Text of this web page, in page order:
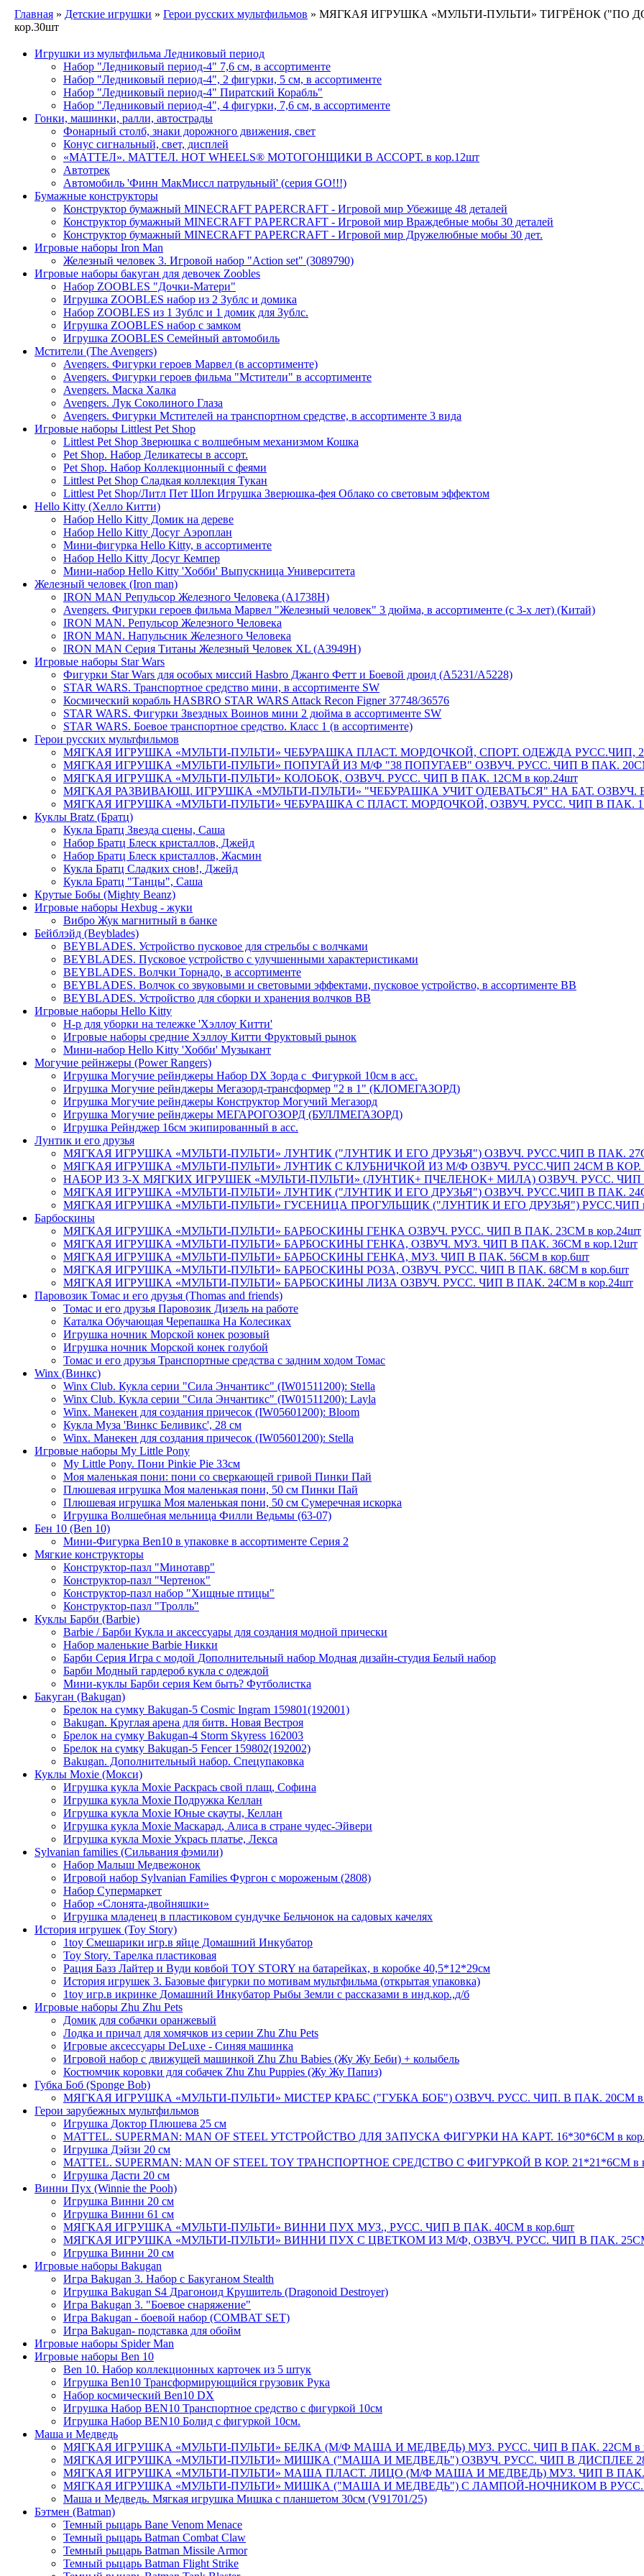
Главная » Детские игрушки » Герои русских мультфильмов » МЯГКАЯ ИГРУШКА «МУЛЬТИ-ПУЛЬТИ» ТИГРЁНОК ("ПО
кор.30шт
Игрушки из мультфильма Ледниковый период
Набор "Ледниковый период-4" 7,6 см, в ассортименте
Набор "Ледниковый период-4", 2 фигурки, 5 см, в ассортименте
Набор "Ледниковый период-4" Пиратский Корабль"
Набор "Ледниковый период-4", 4 фигурки, 7,6 см, в ассортименте
Гонки, машинки, ралли, автострады
Фонарный столб, знаки дорожного движения, свет
Конус сигнальный, свет, дисплей
«МАТТЕЛ». МАТТЕЛ. HOT WHEELS® МОТОГОНЩИКИ В АССОРТ. в кор.12шт
Автотрек
Автомобиль 'Финн МакМиссл патрульный' (серия GO!!!)
Бумажные конструкторы
Конструктор бумажный MINECRAFT PAPERCRAFT - Игровой мир Убежище 48 деталей
Конструктор бумажный MINECRAFT PAPERCRAFT - Игровой мир Враждебные мобы 30 деталей
Конструктор бумажный MINECRAFT PAPERCRAFT - Игровой мир Дружелюбные мобы 30 дет.
Игровые наборы Iron Man
Железный человек 3. Игровой набор "Action set" (3089790)
Игровые наборы бакуган для девочек Zoobles
Набор ZOOBLES "Дочки-Матери"
Игрушка ZOOBLES набор из 2 Зублс и домика
Набор ZOOBLES из 1 Зублс и 1 домик для Зублс.
Игрушка ZOOBLES набор с замком
Игрушка ZOOBLES Семейный автомобиль
Мстители (The Avengers)
Avengers. Фигурки героев Марвел (в ассортименте)
Avengers. Фигурки героев фильма "Мстители" в ассортименте
Avengers. Маска Халка
Avengers. Лук Соколиного Глаза
Avengers. Фигурки Мстителей на транспортном средстве, в ассортименте 3 вида
Игровые наборы Littlest Pet Shop
Littlest Pet Shop Зверюшка с волшебным механизмом Кошка
Pet Shop. Набор Деликатесы в ассорт.
Pet Shop. Набор Коллекционный с феями
Littlest Pet Shop Сладкая коллекция Тукан
Littlest Pet Shop/Литл Пет Шоп Игрушка Зверюшка-фея Облако со световым эффектом
Hello Kitty (Хелло Китти)
Набор Hello Kitty Домик на дереве
Набор Hello Kitty Досуг Аэроплан
Мини-фигурка Hello Kitty, в ассортименте
Набор Hello Kitty Досуг Кемпер
Мини-набор Hello Kitty 'Хобби' Выпускница Университета
Железный человек (Iron man)
IRON MAN Репульсор Железного Человека (A1738H)
Avengers. Фигурки героев фильма Марвел "Железный человек" 3 дюйма, в ассортименте (с 3-х лет) (Китай)
IRON MAN. Репульсор Железного Человека
IRON MAN. Напульсник Железного Человека
IRON MAN Серия Титаны Железный Человек XL (A3949H)
Игровые наборы Star Wars
Фигурки Star Wars для особых миссий Hasbro Джанго Фетт и Боевой дроид (A5231/A5228)
STAR WARS. Транспортное средство мини, в ассортименте SW
Космический корабль HASBRO STAR WARS Attack Recon Figner 37748/36576
STAR WARS. Фигурки Звездных Воинов мини 2 дюйма в ассортименте SW
STAR WARS. Боевое транспортное средство. Класс 1 (в ассортименте)
Герои русских мультфильмов
МЯГКАЯ ИГРУШКА «МУЛЬТИ-ПУЛЬТИ» ЧЕБУРАШКА ПЛАСТ. МОРДОЧКОЙ, СПОРТ. ОДЕЖДА РУСС.ЧИП,
МЯГКАЯ ИГРУШКА «МУЛЬТИ-ПУЛЬТИ» ПОПУГАЙ ИЗ М/Ф "38 ПОПУГАЕВ" ОЗВУЧ. РУСС. ЧИП В ПАК. 20СМ
МЯГКАЯ ИГРУШКА «МУЛЬТИ-ПУЛЬТИ» КОЛОБОК, ОЗВУЧ. РУСС. ЧИП В ПАК. 12СМ в кор.24шт
МЯГКАЯ РАЗВИВАЮЩ. ИГРУШКА «МУЛЬТИ-ПУЛЬТИ» "ЧЕБУРАШКА УЧИТ ОДЕВАТЬСЯ" НА БАТ. ОЗВУЧ. В
МЯГКАЯ ИГРУШКА «МУЛЬТИ-ПУЛЬТИ» ЧЕБУРАШКА С ПЛАСТ. МОРДОЧКОЙ, ОЗВУЧ. РУСС. ЧИП В ПАК.
Куклы Bratz (Братц)
Кукла Братц Звезда сцены, Саша
Набор Братц Блеск кристаллов, Джейд
Набор Братц Блеск кристаллов, Жасмин
Кукла Братц Сладких снов!, Джейд
Кукла Братц "Танцы", Саша
Крутые Бобы (Mighty Beanz)
Игровые наборы Hexbug - жуки
Вибро Жук магнитный в банке
Бейблэйд (Beyblades)
BEYBLADES. Устройство пусковое для стрельбы с волчками
BEYBLADES. Пусковое устройство с улучшенными характеристиками
BEYBLADES. Волчки Торнадо, в ассортименте
BEYBLADES. Волчок со звуковыми и световыми эффектами, пусковое устройство, в ассортименте BB
BEYBLADES. Устройство для сборки и хранения волчков BB
Игровые наборы Hello Kitty
Н-р для уборки на тележке 'Хэллоу Китти'
Игровые наборы средние Хэллоу Китти Фруктовый рынок
Мини-набор Hello Kitty 'Хобби' Музыкант
Могучие рейнжеры (Power Rangers)
Игрушка Могучие рейнджеры Набор DX Зорда с Фигуркой 10см в асс.
Игрушка Могучие рейнджеры Мегазорд-трансформер "2 в 1" (КЛОМЕГАЗОРД)
Игрушка Могучие рейнджеры Конструктор Могучий Мегазорд
Игрушка Могучие рейнджеры МЕГАРОГОЗОРД (БУЛЛМЕГАЗОРД)
Игрушка Рейнджер 16см экипированный в асс.
Лунтик и его друзья
МЯГКАЯ ИГРУШКА «МУЛЬТИ-ПУЛЬТИ» ЛУНТИК ("ЛУНТИК И ЕГО ДРУЗЬЯ") ОЗВУЧ. РУСС.ЧИП В ПАК.
МЯГКАЯ ИГРУШКА «МУЛЬТИ-ПУЛЬТИ» ЛУНТИК С КЛУБНИЧКОЙ ИЗ М/Ф ОЗВУЧ. РУСС.ЧИП 24СМ В КОР. в
НАБОР ИЗ 3-Х МЯГКИХ ИГРУШЕК «МУЛЬТИ-ПУЛЬТИ» (ЛУНТИК+ ПЧЕЛЕНОК+ МИЛА) ОЗВУЧ. РУСС. ЧИП в
МЯГКАЯ ИГРУШКА «МУЛЬТИ-ПУЛЬТИ» ЛУНТИК ("ЛУНТИК И ЕГО ДРУЗЬЯ") ОЗВУЧ. РУСС.ЧИП В ПАК.
МЯГКАЯ ИГРУШКА «МУЛЬТИ-ПУЛЬТИ» ГУСЕНИЦА ПРОГУЛЬЩИК ("ЛУНТИК И ЕГО ДРУЗЬЯ") РУСС.ЧИП в
Барбоскины
МЯГКАЯ ИГРУШКА «МУЛЬТИ-ПУЛЬТИ» БАРБОСКИНЫ ГЕНКА ОЗВУЧ. РУСС. ЧИП В ПАК. 23СМ в кор.24шт
МЯГКАЯ ИГРУШКА «МУЛЬТИ-ПУЛЬТИ» БАРБОСКИНЫ ГЕНКА, ОЗВУЧ. МУЗ. ЧИП В ПАК. 36СМ в кор.12шт
МЯГКАЯ ИГРУШКА «МУЛЬТИ-ПУЛЬТИ» БАРБОСКИНЫ ГЕНКА, МУЗ. ЧИП В ПАК. 56СМ в кор.6шт
МЯГКАЯ ИГРУШКА «МУЛЬТИ-ПУЛЬТИ» БАРБОСКИНЫ РОЗА, ОЗВУЧ. РУСС. ЧИП В ПАК. 68СМ в кор.6шт
МЯГКАЯ ИГРУШКА «МУЛЬТИ-ПУЛЬТИ» БАРБОСКИНЫ ЛИЗА ОЗВУЧ. РУСС. ЧИП В ПАК. 24СМ в кор.24шт
Паровозик Томас и его друзья (Thomas and friends)
Томас и его друзья Паровозик Дизель на работе
Каталка Обучающая Черепашка На Колесиках
Игрушка ночник Морской конек розовый
Игрушка ночник Морской конек голубой
Томас и его друзья Транспортные средства с задним ходом Томас
Winx (Винкс)
Winx Club. Кукла серии "Сила Энчантикс" (IW01511200): Stella
Winx Club. Кукла серии "Сила Энчантикс" (IW01511200): Layla
Winx. Манекен для создания причесок (IW05601200): Bloom
Кукла Муза 'Винкс Беливикс', 28 см
Winx. Манекен для создания причесок (IW05601200): Stella
Игровые наборы My Little Pony
My Little Pony. Пони Pinkie Pie 33см
Моя маленькая пони: пони со сверкающей гривой Пинки Пай
Плюшевая игрушка Моя маленькая пони, 50 см Пинки Пай
Плюшевая игрушка Моя маленькая пони, 50 см Сумеречная искорка
Игрушка Волшебная мельница Филли Ведьмы (63-07)
Бен 10 (Ben 10)
Мини-Фигурка Ben10 в упаковке в ассортименте Серия 2
Мягкие конструкторы
Конструктор-пазл "Минотавр"
Конструктор-пазл "Чертенок"
Конструктор-пазл набор "Хищные птицы"
Конструктор-пазл "Тролль"
Куклы Барби (Barbie)
Barbie / Барби Кукла и аксессуары для создания модной прически
Набор маленькие Barbie Никки
Барби Серия Игра с модой Дополнительный набор Модная дизайн-студия Белый набор
Барби Модный гардероб кукла с одеждой
Мини-куклы Барби cерия Кем быть? Футболистка
Бакуган (Bakugan)
Брелок на сумку Bakugan-5 Cosmic Ingram 159801(192001)
Bakugan. Круглая арена для битв. Новая Вестроя
Брелок на сумку Bakugan-4 Storm Skyress 162003
Брелок на сумку Bakugan-5 Fencer 159802(192002)
Bakugan. Дополнительный набор. Спецупаковка
Куклы Moxie (Мокси)
Игрушка кукла Moxie Раскрась свой плащ, Софина
Игрушка кукла Moxie Подружка Келлан
Игрушка кукла Moxie Юные скауты, Келлан
Игрушка кукла Moxie Маскарад, Алиса в стране чудес-Эйвери
Игрушка кукла Moxie Укрась платье, Лекса
Sylvanian families (Сильвания фэмили)
Набор Малыш Медвежонок
Игровой набор Sylvanian Families Фургон с мороженым (2808)
Набор Супермаркет
Набор «Слонята-двойняшки»
Игрушка младенец в пластиковом сундучке Бельчонок на садовых качелях
История игрушек (Toy Story)
1toy Смешарики игр.в яйце Домашний Инкубатор
Toy Story. Тарелка пластиковая
Рация Базз Лайтер и Вуди ковбой TOY STORY на батарейках, в коробке 40,5*12*29см
История игрушек 3. Базовые фигурки по мотивам мультфильма (открытая упаковка)
1toy игр.в икринке Домашний Инкубатор Рыбы Земли с рассказами в инд.кор.,д/б
Игровые наборы Zhu Zhu Pets
Домик для собачки оранжевый
Лодка и причал для хомячков из серии Zhu Zhu Pets
Игровые аксессуары DeLuxe - Синяя машинка
Игровой набор с движущей машинкой Zhu Zhu Babies (Жу Жу Беби) + колыбель
Костюмчик коровки для собачек Zhu Zhu Puppies (Жу Жу Папиз)
Губка Боб (Sponge Bob)
МЯГКАЯ ИГРУШКА «МУЛЬТИ-ПУЛЬТИ» МИСТЕР КРАБС ("ГУБКА БОБ") ОЗВУЧ. РУСС. ЧИП. В ПАК. 20СМ в
Герои зарубежных мультфильмов
Игрушка Доктор Плюшева 25 см
MATTEL. SUPERMAN: MAN OF STEEL УТСТРОЙСТВО ДЛЯ ЗАПУСКА ФИГУРКИ НА КАРТ. 16*30*6СМ в
Игрушка Дэйзи 20 см
MATTEL. SUPERMAN: MAN OF STEEL TOY ТРАНСПОРТНОЕ СРЕДСТВО С ФИГУРКОЙ В КОР. 21*21*6СМ в
Игрушка Дасти 20 см
Винни Пух (Winnie the Pooh)
Игрушка Винни 20 см
Игрушка Винни 61 см
МЯГКАЯ ИГРУШКА «МУЛЬТИ-ПУЛЬТИ» ВИННИ ПУХ МУЗ., РУСС. ЧИП В ПАК. 40СМ в кор.6шт
МЯГКАЯ ИГРУШКА «МУЛЬТИ-ПУЛЬТИ» ВИННИ ПУХ С ЦВЕТКОМ ИЗ М/Ф, ОЗВУЧ. РУСС. ЧИП В ПАК. 25СМ
Игрушка Винни 20 см
Игровые наборы Bakugan
Игра Bakugan 3. Набор с Бакуганом Stealth
Игрушка Bakugan S4 Драгоноид Крушитель (Dragonoid Destroyer)
Игра Bakugan 3. "Боевое снаряжение"
Игра Bakugan - боевой набор (COMBAT SET)
Игра Bakugan- подставка для обойм
Игровые наборы Spider Man
Игровые наборы Ben 10
Ben 10. Набор коллекционных карточек из 5 штук
Игрушка Ben10 Трансформирующийся грузовик Рука
Набор космический Ben10 DX
Игрушка Набор BEN10 Транспортное средство с фигуркой 10см
Игрушка Набор BEN10 Болид с фигуркой 10см.
Маша и Медведь
МЯГКАЯ ИГРУШКА «МУЛЬТИ-ПУЛЬТИ» БЕЛКА (М/Ф МАША И МЕДВЕДЬ) МУЗ. РУСС. ЧИП В ПАК. 22СМ в
МЯГКАЯ ИГРУШКА «МУЛЬТИ-ПУЛЬТИ» МИШКА ("МАША И МЕДВЕДЬ") ОЗВУЧ. РУСС. ЧИП В ДИСПЛЕЕ
МЯГКАЯ ИГРУШКА «МУЛЬТИ-ПУЛЬТИ» МАША ПЛАСТ. ЛИЦО (М/Ф МАША И МЕДВЕДЬ) МУЗ. ЧИП В ПАК.
МЯГКАЯ ИГРУШКА «МУЛЬТИ-ПУЛЬТИ» МИШКА ("МАША И МЕДВЕДЬ") С ЛАМПОЙ-НОЧНИКОМ В
Маша и Медведь. Мягкая игрушка Мишка с планшетом 30см (V91701/25)
Бэтмен (Batman)
Темный рыцарь Bane Venom Menace
Темный рыцарь Batman Combat Claw
Темный рыцарь Batman Missile Armor
Темный рыцарь Batman Flight Strike